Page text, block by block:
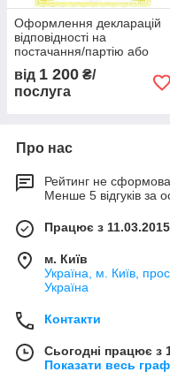
Оформлення декларацій
відповідності на
постачання/партію або
залишок на складі
від 1 200 ₴/
послуга
Про нас
Рейтинг не
Менше 5 відгуків за
Працює з 11.03.2015
м. Київ
Україна, м. Київ,
Україна
Контакти
Сьогодні працює з
Показати весь